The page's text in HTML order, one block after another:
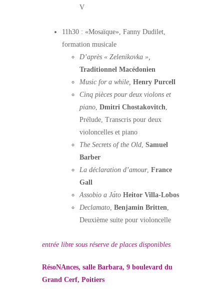
V
11h30 : «Mosaïque», Fanny Dudilet,
formation musicale
D’après « Zelenikovka »,
Traditionnel Macédonien
Music for a while, Henry Purcell
Cinq pièces pour deux violons et
piano, Dmitri Chostakovitch,
Prélude, Transcris pour deux
violoncelles et piano
The Secrets of the Old, Samuel
Barber
La déclaration d’amour, France
Gall
Assobio a Jа́to Heitor Villa-Lobos
Declamato, Benjamin Britten,
Deuxième suite pour violoncelle
entrée libre sous réserve de places disponibles
RésoNAnces, salle Barbara, 9 boulevard du
Grand Cerf, Poitiers